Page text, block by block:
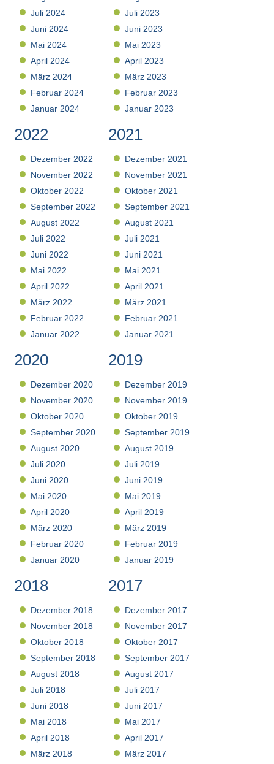
Juli 2024
Juni 2024
Mai 2024
April 2024
März 2024
Februar 2024
Januar 2024
Juli 2023
Juni 2023
Mai 2023
April 2023
März 2023
Februar 2023
Januar 2023
2022
Dezember 2022
November 2022
Oktober 2022
September 2022
August 2022
Juli 2022
Juni 2022
Mai 2022
April 2022
März 2022
Februar 2022
Januar 2022
2021
Dezember 2021
November 2021
Oktober 2021
September 2021
August 2021
Juli 2021
Juni 2021
Mai 2021
April 2021
März 2021
Februar 2021
Januar 2021
2020
Dezember 2020
November 2020
Oktober 2020
September 2020
August 2020
Juli 2020
Juni 2020
Mai 2020
April 2020
März 2020
Februar 2020
Januar 2020
2019
Dezember 2019
November 2019
Oktober 2019
September 2019
August 2019
Juli 2019
Juni 2019
Mai 2019
April 2019
März 2019
Februar 2019
Januar 2019
2018
Dezember 2018
November 2018
Oktober 2018
September 2018
August 2018
Juli 2018
Juni 2018
Mai 2018
April 2018
März 2018
2017
Dezember 2017
November 2017
Oktober 2017
September 2017
August 2017
Juli 2017
Juni 2017
Mai 2017
April 2017
März 2017